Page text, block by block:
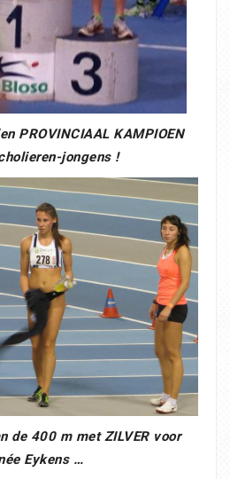
PROVINCIAAL KAMPIOEN
jongens !
de 400 m met ZILVER voor
Eykens …